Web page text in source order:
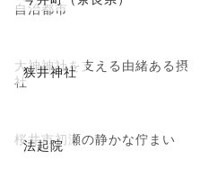
自治都市
狭井神社
大神神社を支える由緒ある摂
社
法起院
桜井市初瀬の静かな佇まい